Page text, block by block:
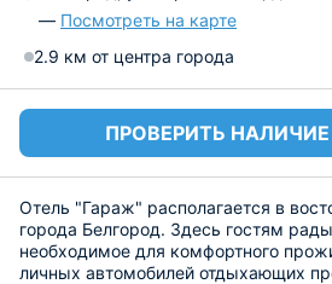
— Посмотреть на карте
2.9 км от центра города
ПРОВЕРИТЬ
Отель "Гараж" располагается в
города Белгород. Здесь гостям
необходимое для комфортного
личных автомобилей отдыхающих